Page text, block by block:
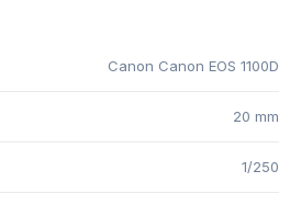
Canon Canon EOS 1100D
20 mm
1/250